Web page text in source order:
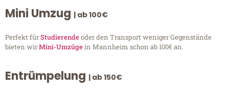
Mini Umzug | ab 100€
Perfekt fürStudierendeoder den Transport weniger Gegenstände
bieten wirMini-Umzügein Mannheim schon ab 100€ an.
Entrümpelung | ab 150€